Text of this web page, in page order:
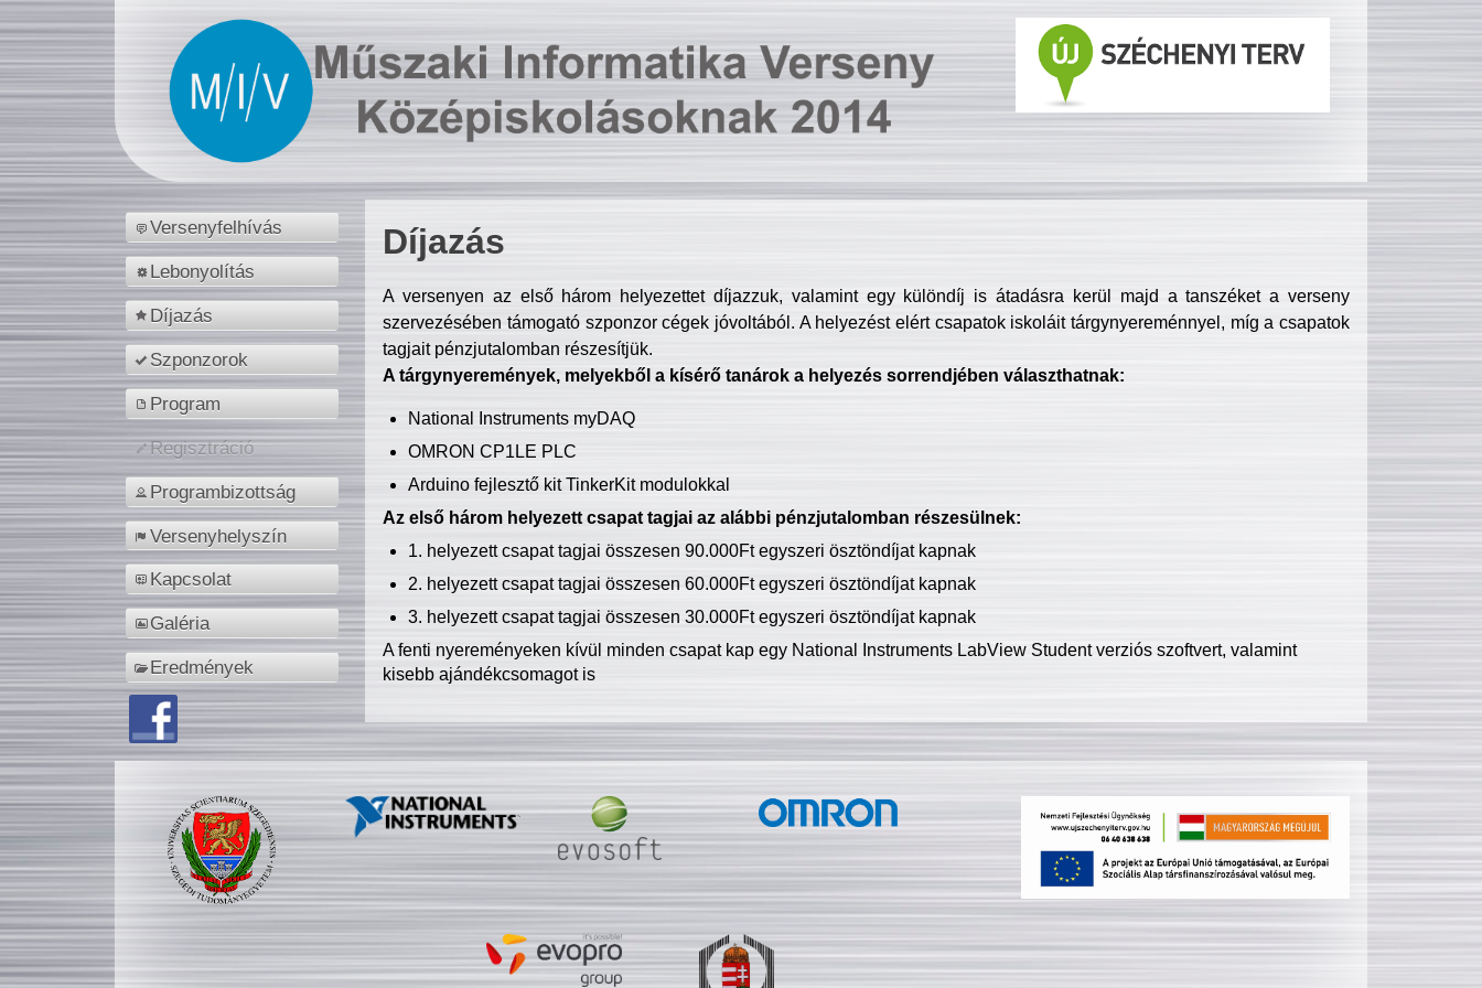
Versenyfelhívás
Lebonyolítás
Díjazás
Szponzorok
Program
Regisztráció
Programbizottság
Versenyhelyszín
Kapcsolat
Galéria
Eredmények
Díjazás
A versenyen az első három helyezettet díjazzuk, valamint egy különdíj is átadásra kerül majd a tanszéket a verseny
szervezésében támogató szponzor cégek jóvoltából. A helyezést elért csapatok iskoláit tárgynyereménnyel, míg a csapatok
tagjait pénzjutalomban részesítjük.
A tárgynyeremények, melyekből a kísérő tanárok a helyezés sorrendjében választhatnak:
National Instruments myDAQ
OMRON CP1LE PLC
Arduino fejlesztő kit TinkerKit modulokkal
Az első három helyezett csapat tagjai az alábbi pénzjutalomban részesülnek:
1. helyezett csapat tagjai összesen 90.000Ft egyszeri ösztöndíjat kapnak
2. helyezett csapat tagjai összesen 60.000Ft egyszeri ösztöndíjat kapnak
3. helyezett csapat tagjai összesen 30.000Ft egyszeri ösztöndíjat kapnak
A fenti nyereményeken kívül minden csapat kap egy National Instruments LabView Student verziós szoftvert, valamint
kisebb ajándékcsomagot is